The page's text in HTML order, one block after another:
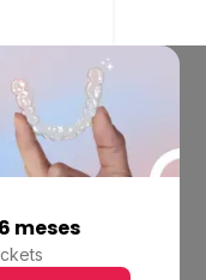
meses